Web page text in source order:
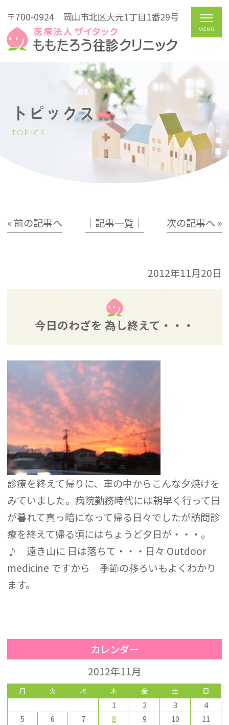
〒700-0924 岡山市北区大元1丁目1番29号
トピックス
TOPICS
« 前の記事へ │記事一覧│ 次の記事へ »
2012年11月20日
今日のわざを 為し終えて・・・
診療を終えて帰りに、車の中からこんな夕焼けを
みていました。病院勤務時代には朝早く行って日
が暮れて真っ暗になって帰る日々でしたが訪問診
療を終えて帰る頃にはちょうど夕日が・・・。
♪ 遠き山に 日は落ちて・・・日々 Outdoor
medicine ですから 季節の移ろいもよくわかり
ます。
カレンダー
2012年11月
月 火 水 木 金 土 日
1 2 3
4
5
6 7 8 9 10
11